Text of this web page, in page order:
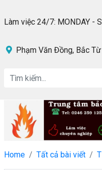
Làm việc 24/7: MONDAY -
Phạm Văn Đồng, Bắc
Home Tất cả bài viết